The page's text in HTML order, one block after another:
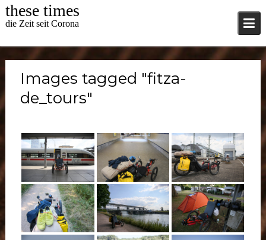
Skip
tothese times
die Zeit seit Corona
Images tagged "fitza-
de_tours"